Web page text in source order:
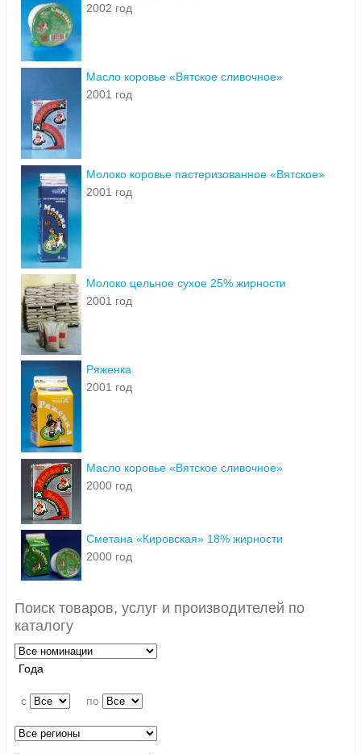
2002 год
Масло коровье «Вятское сливочное»
2001 год
Молоко коровье пастеризованное «Вятское»
2001 год
Молоко цельное сухое 25% жирности
2001 год
Ряженка
2001 год
Масло коровье «Вятское сливочное»
2000 год
Сметана «Кировская» 18% жирности
2000 год
Поиск товаров, услуг и производителей по
каталогу
Года
c по